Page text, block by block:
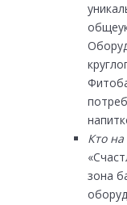
Кто на
зона